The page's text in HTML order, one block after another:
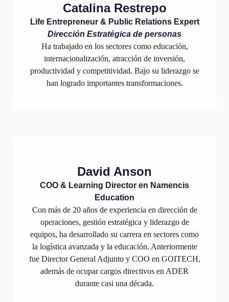
Catalina Restrepo
Life Entrepreneur & Public Relations Expert
Dirección Estratégica de personas
Ha trabajado en los sectores como educación,
internacionalización, atracción de inversión,
productividad y competitividad. Bajo su liderazgo se
han logrado importantes transformaciones.
David Anson
COO & Learning Director en Namencis
Education
Con más de 20 años de experiencia en dirección de
operaciones, gestión estratégica y liderazgo de
equipos, ha desarrollado su carrera en sectores como
la logística avanzada y la educación. Anteriormente
fue Director General Adjunto y COO en GOITECH,
además de ocupar cargos directivos en ADER
durante casi una década.